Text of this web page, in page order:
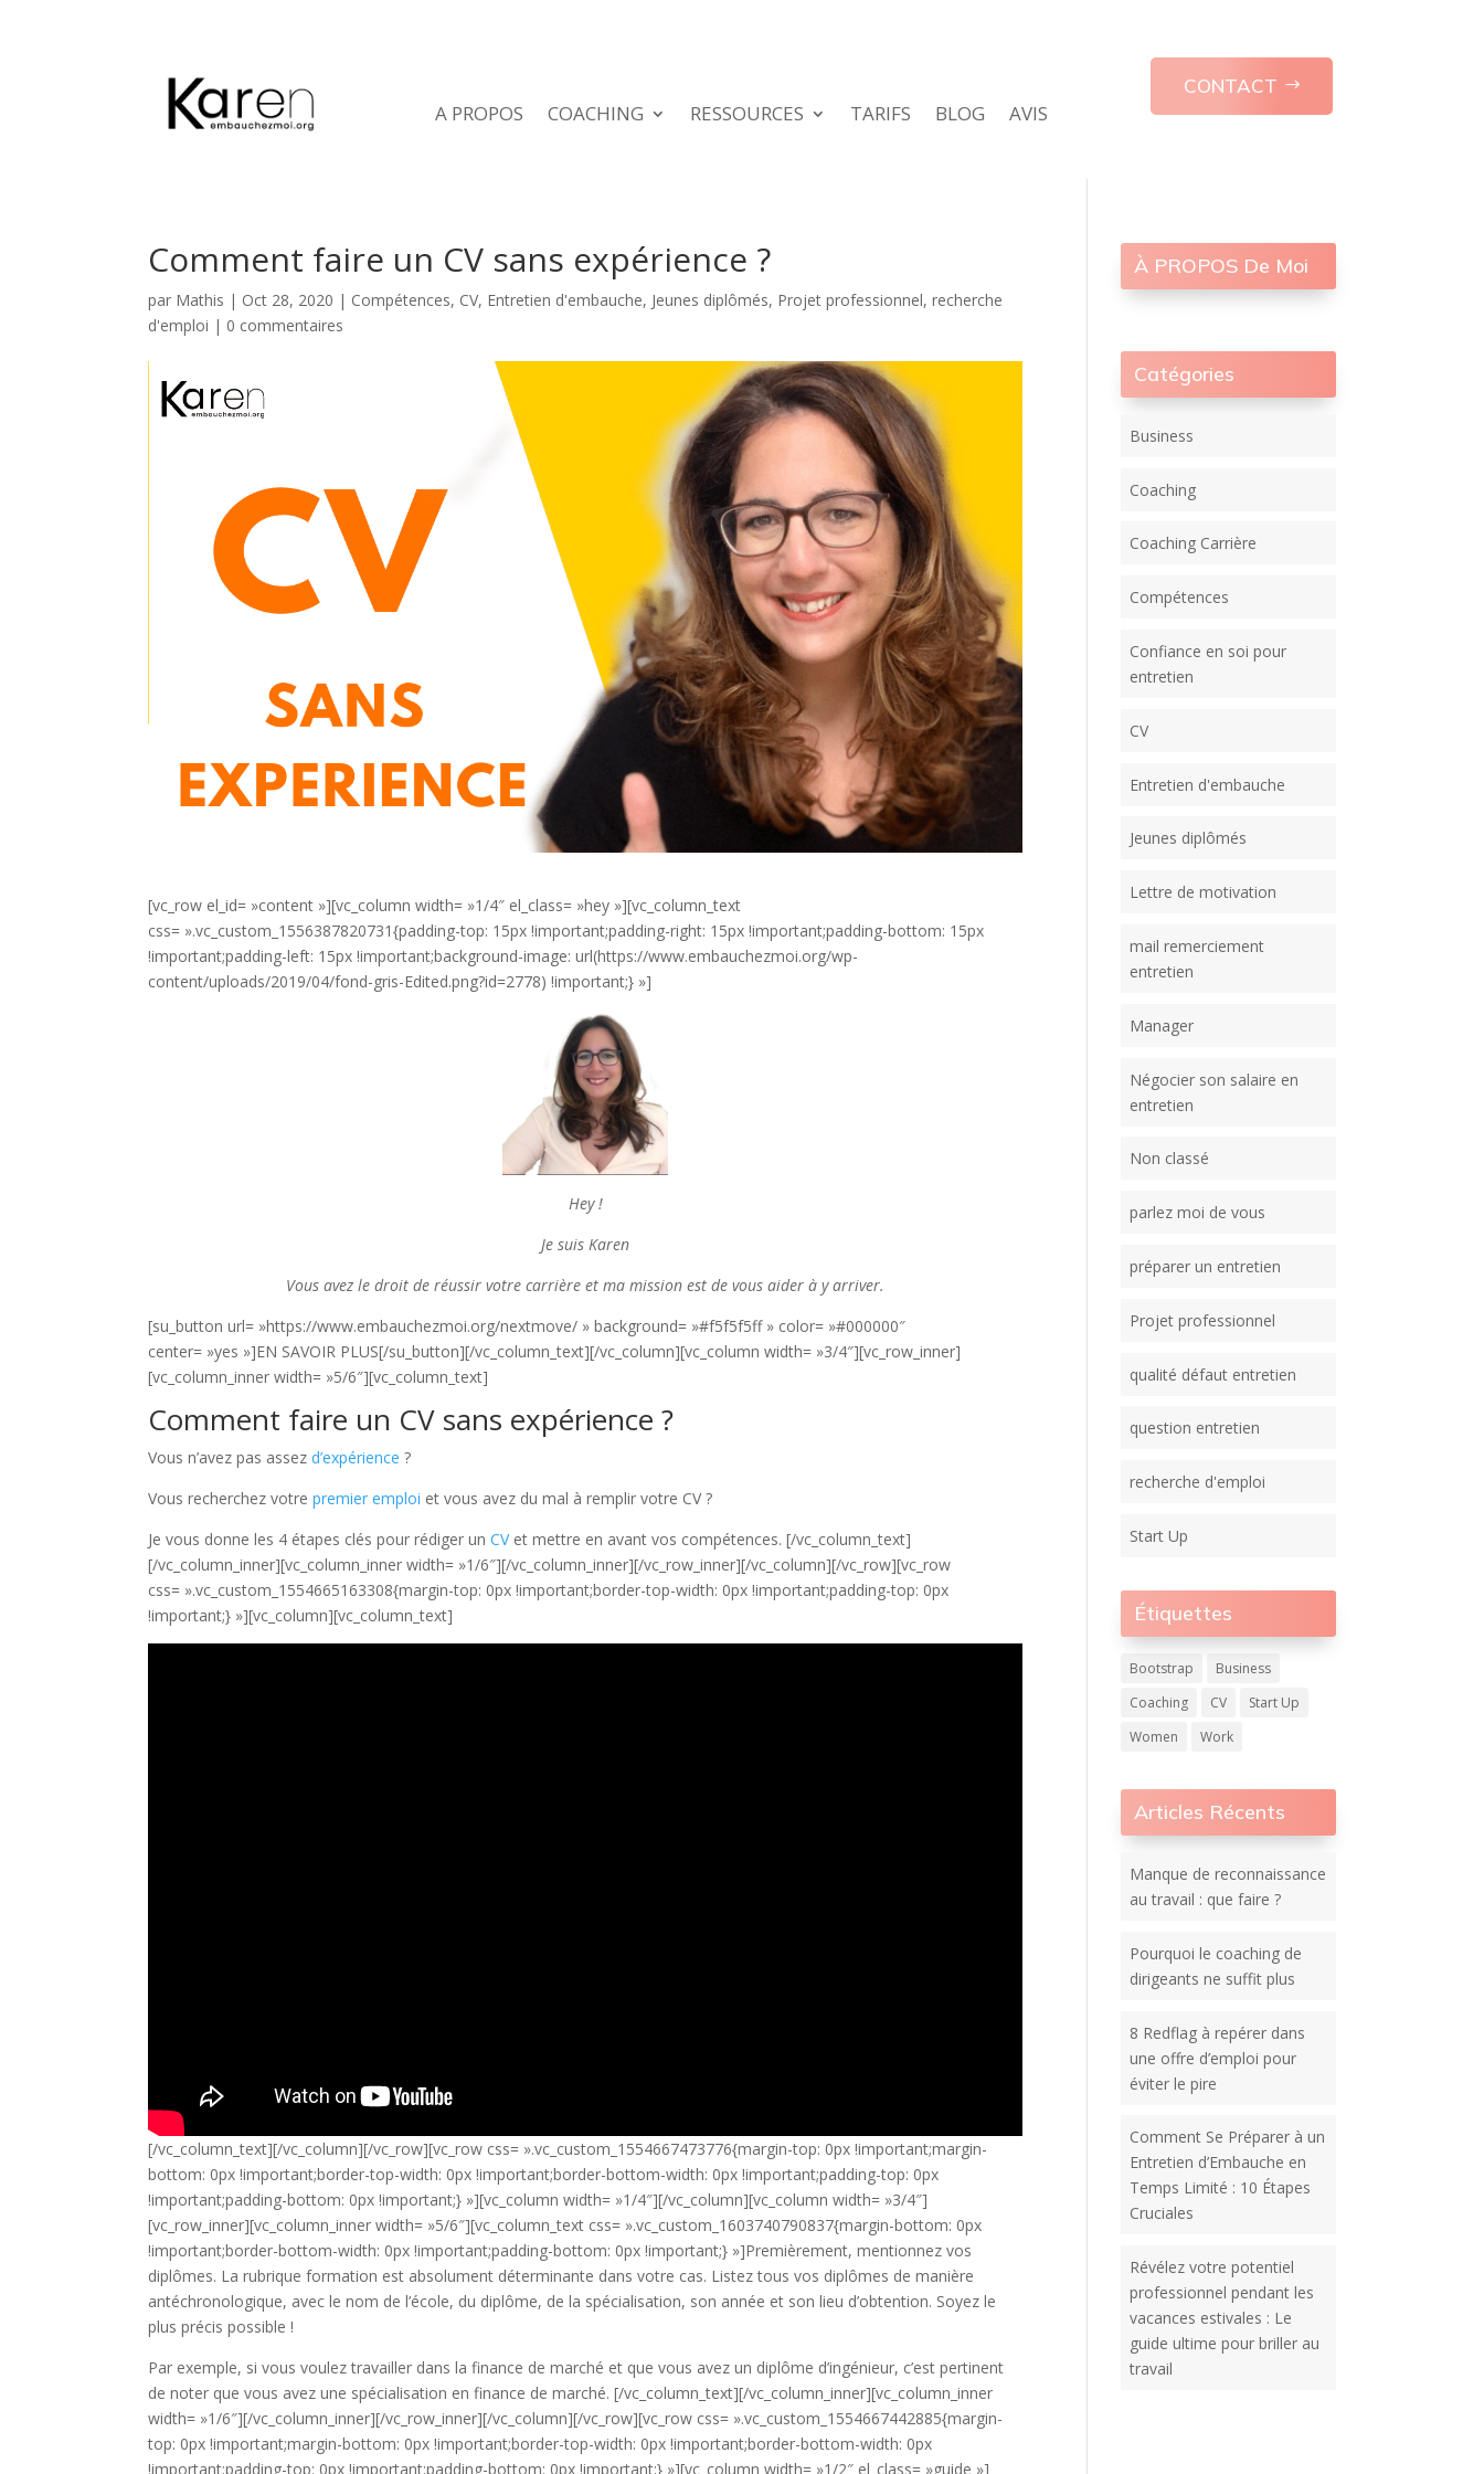
A PROPOS COACHING RESSOURCES TARIFS BLOG AVIS
CONTACT
Comment faire un CV sans expérience ?
par Mathis | Oct 28, 2020 | Compétences, CV, Entretien d'embauche, Jeunes diplômés, Projet professionnel,recherche
d'emploi | 0 commentaires
[vc_row el_id= »content »][vc_column width= »1/4″ el_class= »hey »][vc_column_text
css= ».vc_custom_1556387820731{padding-top: 15px !important;padding-right: 15px !important;padding-bottom: 15px
!important;padding-left: 15px !important;background-image: url(https://www.embauchezmoi.org/wp-
content/uploads/2019/04/fond-gris-Edited.png?id=2778) !important;} »]
Hey !
Je suis Karen
Vous avez le droit de réussir votre carrière et ma mission est de vous aider à y arriver.
[su_button url= »https://www.embauchezmoi.org/nextmove/ » background= »#f5f5f5ff » color= »#000000″
center= »yes »]EN SAVOIR PLUS[/su_button][/vc_column_text][/vc_column][vc_column width= »3/4″][vc_row_inner]
[vc_column_inner width= »5/6″][vc_column_text]
Comment faire un CV sans expérience ?
Vous n’avez pas assezd’expérience ?
Vous recherchez votrepremier emploi et vous avez du mal à remplir votre CV ?
Je vous donne les 4 étapes clés pour rédiger unCVet mettre en avant vos compétences.[/vc_column_text]
[/vc_column_inner][vc_column_inner width= »1/6″][/vc_column_inner][/vc_row_inner][/vc_column][/vc_row][vc_row
css= ».vc_custom_1554665163308{margin-top: 0px !important;border-top-width: 0px !important;padding-top: 0px
!important;} »][vc_column][vc_column_text]
[/vc_column_text][/vc_column][/vc_row][vc_row css= ».vc_custom_1554667473776{margin-top: 0px !important;margin-
bottom: 0px !important;border-top-width: 0px !important;border-bottom-width: 0px !important;padding-top: 0px
!important;padding-bottom: 0px !important;} »][vc_column width= »1/4″][/vc_column][vc_column width= »3/4″]
[vc_row_inner][vc_column_inner width= »5/6″][vc_column_text css= ».vc_custom_1603740790837{margin-bottom: 0px
!important;border-bottom-width: 0px !important;padding-bottom: 0px !important;} »]Premièrement, mentionnez vos
diplômes. La rubrique formation est absolument déterminante dans votre cas. Listez tous vos diplômes de manière
antéchronologique, avec le nom de l’école, du diplôme, de la spécialisation, son année et son lieu d’obtention. Soyez le
plus précis possible !
Par exemple, si vous voulez travailler dans la finance de marché et que vous avez un diplôme d’ingénieur, c’est pertinent
de noter que vous avez une spécialisation en finance de marché.[/vc_column_text][/vc_column_inner][vc_column_inner
width= »1/6″][/vc_column_inner][/vc_row_inner][/vc_column][/vc_row][vc_row css= ».vc_custom_1554667442885{margin-
top: 0px !important;margin-bottom: 0px !important;border-top-width: 0px !important;border-bottom-width: 0px
!important;padding-top: 0px !important;padding-bottom: 0px !important;} »][vc_column width= »1/2″ el_class= »guide »]
À PROPOS De Moi
Catégories
Business
Coaching
Coaching Carrière
Compétences
Confiance en soi pour
entretien
CV
Entretien d'embauche
Jeunes diplômés
Lettre de motivation
mail remerciement
entretien
Manager
Négocier son salaire en
entretien
Non classé
parlez moi de vous
préparer un entretien
Projet professionnel
qualité défaut entretien
question entretien
recherche d'emploi
Start Up
Étiquettes
Bootstrap
Business
Coaching
CV
Start Up
Women
Work
Articles Récents
Manque de reconnaissance
au travail : que faire ?
Pourquoi le coaching de
dirigeants ne suffit plus
8 Redflag à repérer dans
une offre d’emploi pour
éviter le pire
Comment Se Préparer à un
Entretien d’Embauche en
Temps Limité : 10 Étapes
Cruciales
Révélez votre potentiel
professionnel pendant les
vacances estivales : Le
guide ultime pour briller au
travail